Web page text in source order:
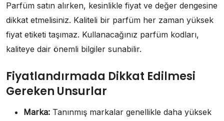
Parfüm satın alırken, kesinlikle fiyat ve değer dengesine
dikkat etmelisiniz. Kaliteli bir parfüm her zaman yüksek
fiyat etiketi taşımaz. Kullanacağınız parfüm kodları,
kaliteye dair önemli bilgiler sunabilir.
Fiyatlandırmada Dikkat Edilmesi
Gereken Unsurlar
Marka: Tanınmış markalar genellikle daha yüksek